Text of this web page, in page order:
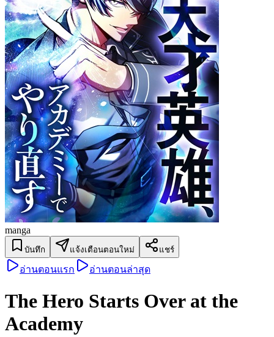
manga
บันทึก แจ้งเตือนตอนใหม่ แชร์
อ่านตอนแรก อ่านตอนล่าสุด
The Hero Starts Over at the
Academy